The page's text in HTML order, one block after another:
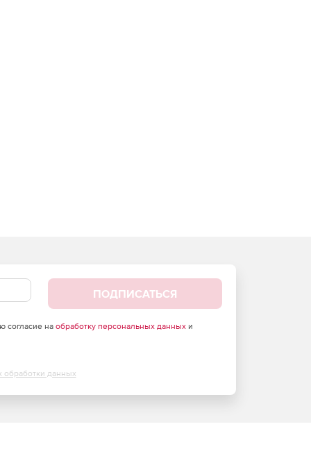
ПОДПИСАТЬСЯ
согласие на обработку персональных данныхи
обработки данных